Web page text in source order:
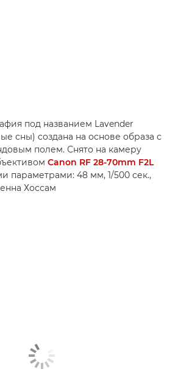
под названием Lavender
сны) создана на основе образа с
полем. Снято на камеру
Canon RF 28-70mm F2L
параметрами: 48 мм, 1/500 сек.,
Хоссам